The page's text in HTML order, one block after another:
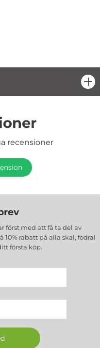
recensioner
först med att få ta del av
10% rabatt på alla skal, fodral
första köp.